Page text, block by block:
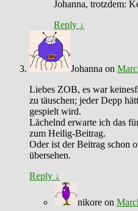
Johanna, trotzdem:
Reply ↓
Johanna on
Liebes ZOB, es war
zu täuschen; jeder Depp
gespielt wird.
Lächelnd erwarte ich das
zum Heilig-Beitrag.
Oder ist der Beitrag schon
übersehen.
Reply ↓
nikore on